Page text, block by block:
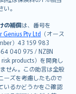
。
の補償は、番号を
Genius Pty Ltd （オース
）43 159 983
040 975 / NZBN
products）を開発し
せん。この助言は全般
ーズを考慮したもので
いるかどうかをご確認